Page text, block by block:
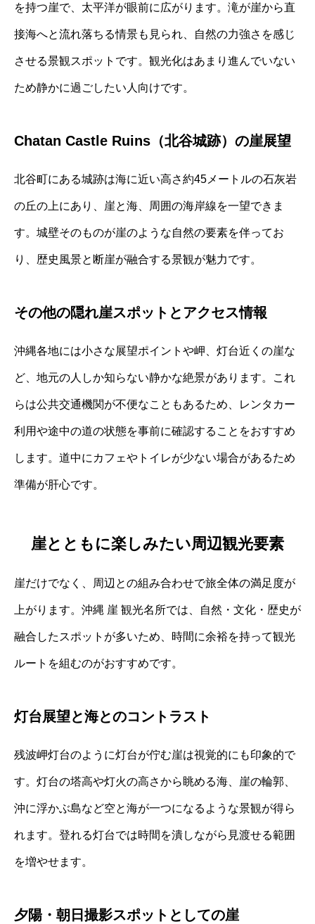
を持つ崖で、太平洋が眼前に広がります。滝が崖から直
接海へと流れ落ちる情景も見られ、自然の力強さを感じ
させる景観スポットです。観光化はあまり進んでいない
ため静かに過ごしたい人向けです。
Chatan Castle Ruins（北谷城跡）の崖展望
北谷町にある城跡は海に近い高さ約45メートルの石灰岩
の丘の上にあり、崖と海、周囲の海岸線を一望できま
す。城壁そのものが崖のような自然の要素を伴ってお
り、歴史風景と断崖が融合する景観が魅力です。
その他の隠れ崖スポットとアクセス情報
沖縄各地には小さな展望ポイントや岬、灯台近くの崖な
ど、地元の人しか知らない静かな絶景があります。これ
らは公共交通機関が不便なこともあるため、レンタカー
利用や途中の道の状態を事前に確認することをおすすめ
します。道中にカフェやトイレが少ない場合があるため
準備が肝心です。
崖とともに楽しみたい周辺観光要素
崖だけでなく、周辺との組み合わせで旅全体の満足度が
上がります。沖縄 崖 観光名所では、自然・文化・歴史が
融合したスポットが多いため、時間に余裕を持って観光
ルートを組むのがおすすめです。
灯台展望と海とのコントラスト
残波岬灯台のように灯台が佇む崖は視覚的にも印象的で
す。灯台の塔高や灯火の高さから眺める海、崖の輪郭、
沖に浮かぶ島など空と海が一つになるような景観が得ら
れます。登れる灯台では時間を潰しながら見渡せる範囲
を増やせます。
夕陽・朝日撮影スポットとしての崖